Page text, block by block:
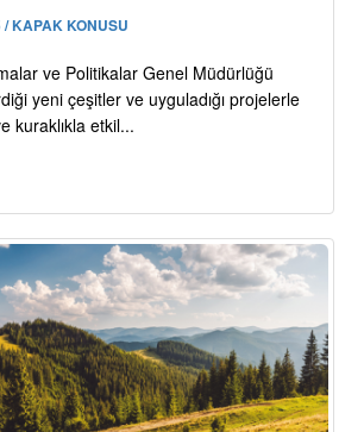
KAPAK KONUSU
ve Politikalar Genel Müdürlüğü
yeni çeşitler ve uyguladığı projelerle
kuraklıkla etkil...